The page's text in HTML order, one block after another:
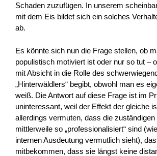
Schaden zuzufügen. In unserem
mit dem Eis bildet sich ein solches
ab.
Es könnte sich nun die Frage stellen, ob
populistisch motiviert ist oder nur so tut –
mit Absicht in die Rolle des
„Hinterwäldlers“ begibt, obwohl man es
weiß. Die Antwort auf diese Frage ist im
uninteressant, weil der Effekt der gleiche
allerdings vermuten, dass die
mittlerweile so „professionalisiert“ sind
internen Ausdeutung vermutlich sieht),
mitbekommen, dass sie längst keine